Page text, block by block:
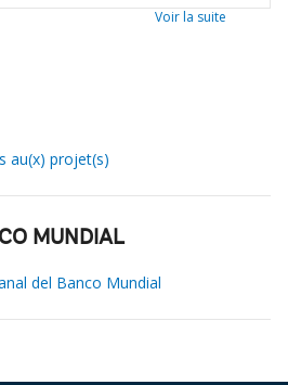
Voir la suite
au(x) projet(s)
MUNDIAL
del Banco Mundial